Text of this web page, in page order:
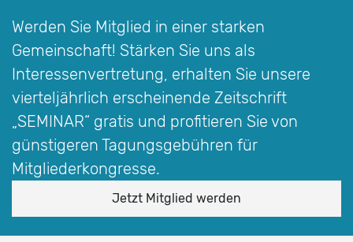
Werden Sie Mitglied in einer starken
Gemeinschaft! Stärken Sie uns als
Interessen­vertretung, erhalten Sie unsere
vierteljährlich erscheinende Zeitschrift
„SEMINAR“ gratis und profitieren Sie von
günstigeren Tagungsgebühren für
Mitgliederkongresse.
Jetzt Mitglied werden